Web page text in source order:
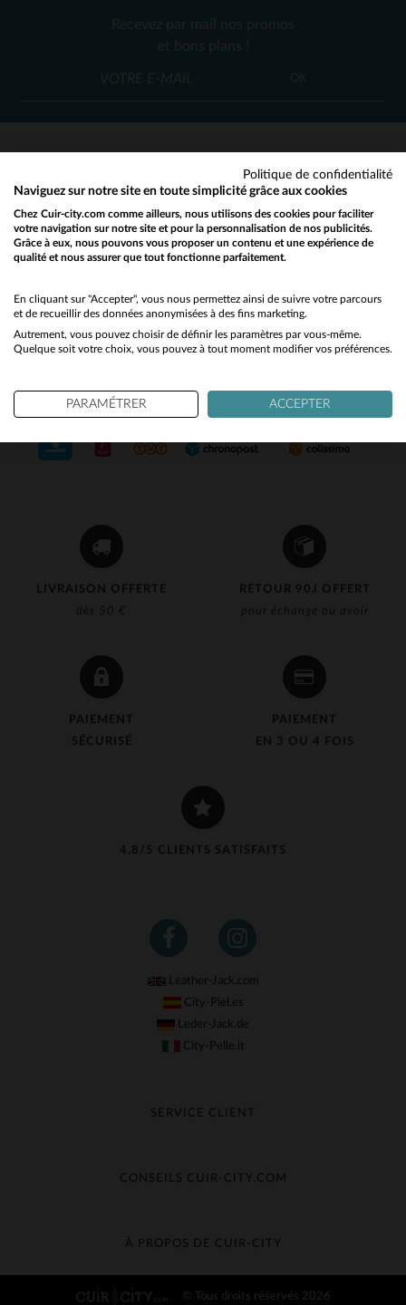
M L 2XL 3XL
LIVRAISON OFFERTE
dès 50 €
RETOUR 90J OFFERT
pour échange ou avoir
PAIEMENT
SÉCURISÉ
PAIEMENT
EN 3 OU 4 FOIS
4,8/5 CLIENTS SATISFAITS
Recevez par mail nos promos
et bons plans !
OK
SERVICE CLIENT
Nos conseillers sont à votre écoute
au03 59 08 80 80ou àcontact@cuir-city.com
du lundi au vendredi de 10h à 12h30
Leather-Jack.com
City-Piel.es
Leder-Jack.de
City-Pelle.it
SERVICE CLIENT
Échange & Remboursement
Contacter le service client
CONSEILS CUIR-CITY.COM
Guide des matières
À PROPOS DE CUIR-CITY
© Tous droits réservés 2026
Would you like to be redirected to our English site?
No
Yes
Politique de confidentialité
Naviguez sur notre site en toute simplicité grâce aux cookies
Chez Cuir-city.com comme ailleurs, nous utilisons des cookies pour faciliter
votre navigation sur notre site et pour la personnalisation de nos publicités.
Grâce à eux, nous pouvons vous proposer un contenu et une expérience de
qualité et nous assurer que tout fonctionne parfaitement.
En cliquant sur "Accepter", vous nous permettez ainsi de suivre votre parcours
et de recueillir des données anonymisées à des fins marketing.
Autrement, vous pouvez choisir de définir les paramètres par vous-même.
Quelque soit votre choix, vous pouvez à tout moment modifier vos préférences.
PARAMÉTRER ACCEPTER